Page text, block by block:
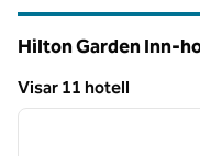
Hilton Garden Inn-
Visar 11 hotell
Visar 11 hotell
1 av 12